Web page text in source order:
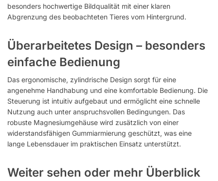
besonders hochwertige Bildqualität mit einer klaren
Abgrenzung des beobachteten Tieres vom Hintergrund.
Überarbeitetes Design – besonders
einfache Bedienung
Das ergonomische, zylindrische Design sorgt für eine
angenehme Handhabung und eine komfortable Bedienung. Die
Steuerung ist intuitiv aufgebaut und ermöglicht eine schnelle
Nutzung auch unter anspruchsvollen Bedingungen. Das
robuste Magnesiumgehäuse wird zusätzlich von einer
widerstandsfähigen Gummiarmierung geschützt, was eine
lange Lebensdauer im praktischen Einsatz unterstützt.
Weiter sehen oder mehr Überblick